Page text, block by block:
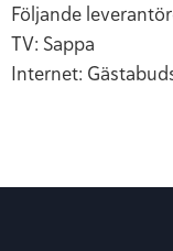
Följande
TV: Sappa
Internet: